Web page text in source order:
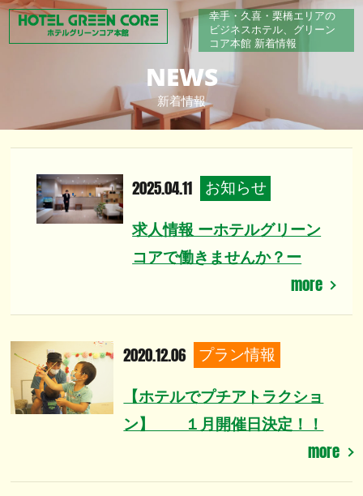
幸手・久喜・栗橋エリアの
ビジネスホテル、グリーン
コア本館 新着情報
NEWS
新着情報
2025.04.11 お知らせ
求人情報 ーホテルグリーン
コアで働きませんか？ー
more
2020.12.06 プラン情報
【ホテルでプチアトラクショ
ン】 １月開催日決定！！
more